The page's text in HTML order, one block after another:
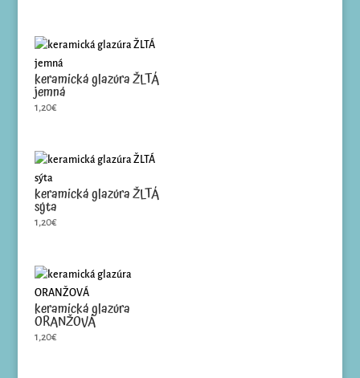
keramická glazúra ŽLTÁ
jemná
1,20€
keramická glazúra ŽLTÁ
sýta
1,20€
keramická glazúra
ORANŽOVÁ
1,20€